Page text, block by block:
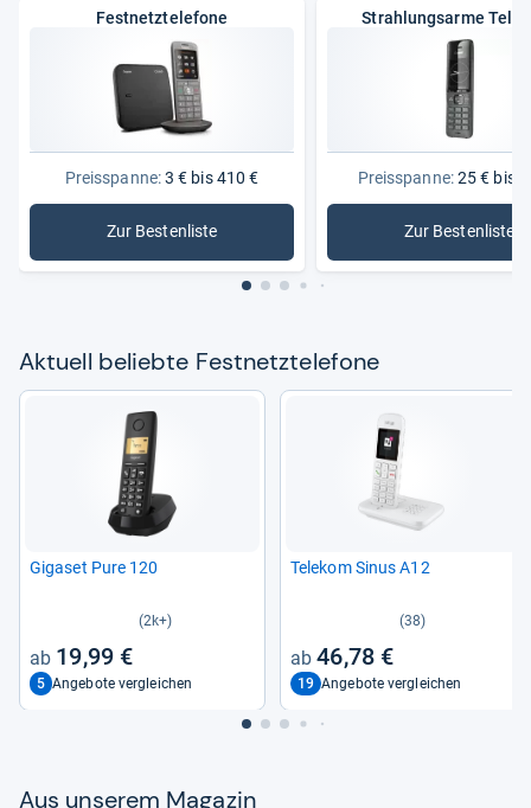
Festnetztelefone
Preisspanne:3 € bis 410 €
Zur Bestenliste: Festnetztelefone
Strahlungsarme
Preisspanne:25 € bis
Zur Bestenliste
:
Aktu­ell beliebte Fest­netz­te­le­fone
Giga­set Pure 120
(2k+)
19,99 €
5 Angebote vergleichen
Tele­kom Sinus A12
(38)
46,78 €
19 Angebote vergleichen
Aus unse­rem Maga­zin